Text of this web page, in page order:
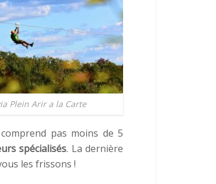
Plein Arir a la Carte
pas moins de 5
spécialisés. La dernière
les frissons !